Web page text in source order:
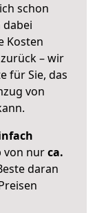
schon
Kosten
– wir
für Sie, das
von
von nurca.
daran